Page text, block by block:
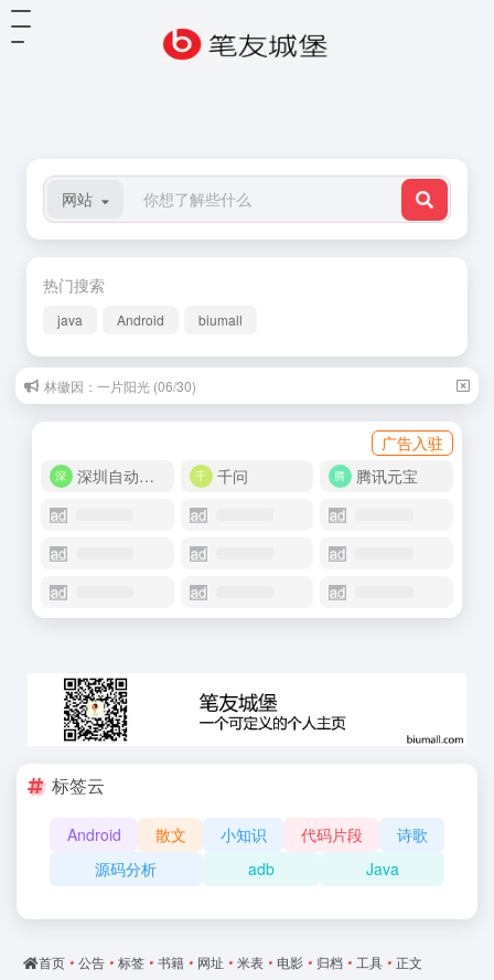
网站
热门搜索
java Android biumall
林徽因：一片阳光 (06/30)
广告入驻
深圳自动化商城
千问 腾讯元宝
标签云
Android 散文 小知识 代码片段
诗歌
源码分析
adb Java
首页 • 公告 • 标签 • 书籍 • 网址 • 米表 • 电影 • 归档 • 工具 • 正文